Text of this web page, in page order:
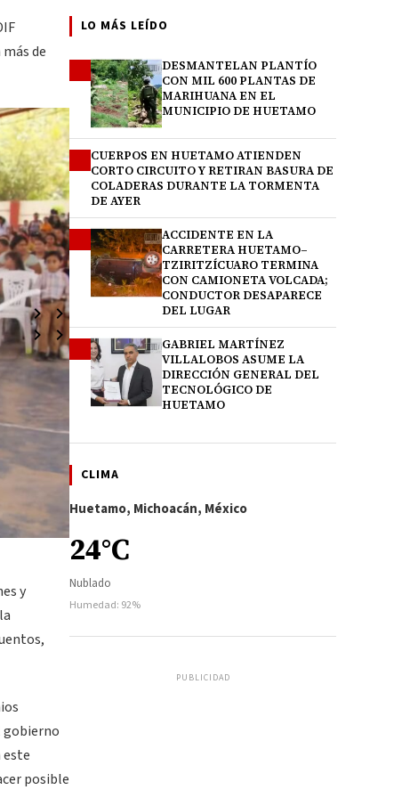
de
y
gobierno
este
posible
LO MÁS LEÍDO
DESMANTELAN PLANTÍO
CON MIL 600 PLANTAS DE
MARIHUANA EN EL
MUNICIPIO DE HUETAMO
CUERPOS EN HUETAMO ATIENDEN
CORTO CIRCUITO Y RETIRAN BASURA DE
COLADERAS DURANTE LA TORMENTA
DE AYER
ACCIDENTE EN LA
CARRETERA HUETAMO–
TZIRITZÍCUARO TERMINA
CON CAMIONETA VOLCADA;
CONDUCTOR DESAPARECE
DEL LUGAR
GABRIEL MARTÍNEZ
VILLALOBOS ASUME LA
DIRECCIÓN GENERAL DEL
TECNOLÓGICO DE
HUETAMO
CLIMA
Huetamo, Michoacán, México
24°C
Nublado
Humedad: 92%
PUBLICIDAD